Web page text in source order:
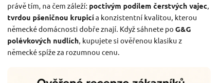
právě tím, na čem záleží: poctivým podílem čerstvých vajec
tvrdou pšeničnou krupicía konzistentní kvalitou, kterou
německé domácnosti dobře znají. Když sáhnete po G&G
polévkových nudlích , kupujete si ověřenou klasiku z
německé spíže za rozumnou cenu.